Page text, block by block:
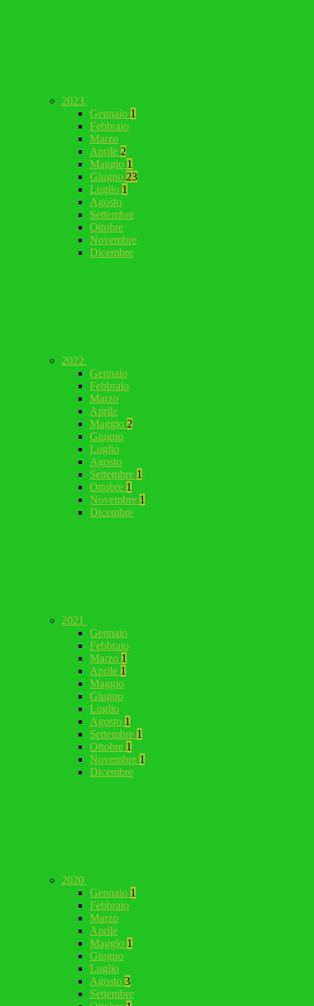
2023
Gennaio 1
Febbraio
Marzo
Aprile 2
Maggio 1
Giugno 23
Luglio 1
Agosto
Settembre
Ottobre
Novembre
Dicembre
2022
Gennaio
Febbraio
Marzo
Aprile
Maggio 2
Giugno
Luglio
Agosto
Settembre 1
Ottobre 1
Novembre 1
Dicembre
2021
Gennaio
Febbraio
Marzo 1
Aprile 1
Maggio
Giugno
Luglio
Agosto 1
Settembre 1
Ottobre 1
Novembre 1
Dicembre
2020
Gennaio 1
Febbraio
Marzo
Aprile
Maggio 1
Giugno
Luglio
Agosto 3
Settembre